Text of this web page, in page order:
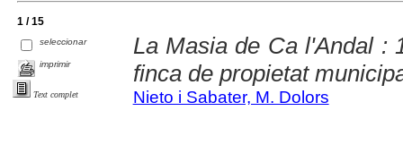
1 / 15
seleccionar
imprimir
Text complet
La Masia de Ca l'Andal :
finca de propietat
Nieto i Sabater, M. Dolors